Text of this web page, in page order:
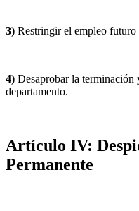
3) Restringir el empleo futuro
4) Desaprobar la terminación
departamento.
Artículo IV:
Permanente